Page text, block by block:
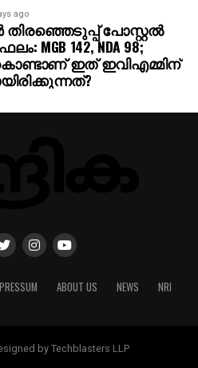
ago
തിരഞ്ഞെടുപ്പ് പോസ്റ്റൽ
MGB 142, NDA 98;
ഇത് ഇവിഎമ്മിന്
ABOUT US NEWS NRI
by Techblasters LLP